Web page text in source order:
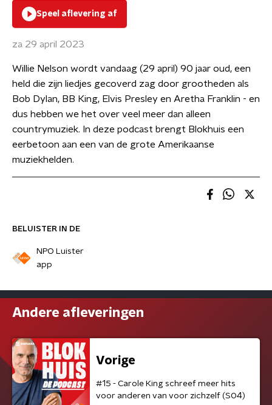
BELUISTER IN DE
NPO Luister
app
Speel aflevering af
za 29 april 2023
Willie Nelson wordt vandaag (29 april) 90 jaar oud, een
held die zijn liedjes gecoverd zag door grootheden als
Bob Dylan, BB King, Elvis Presley en Aretha Franklin - en
dus hebben we het over veel meer dan alleen
countrymuziek. In deze podcast brengt Blokhuis een
eerbetoon aan een van de grote Amerikaanse
muziekhelden.
Andere afleveringen
Vorige
#15 - Carole King schreef meer hits
voor anderen van voor zichzelf (S04)